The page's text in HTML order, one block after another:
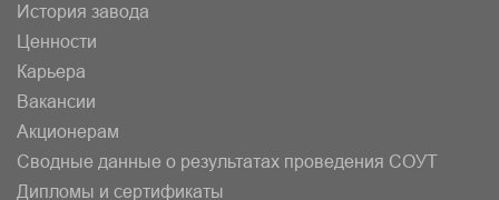
История завода
Ценности
Карьера
Вакансии
Акционерам
Сводные данные о результатах проведения СОУТ
Дипломы и сертификаты